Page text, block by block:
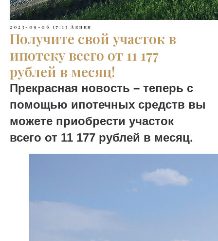
2023-09-06 17:13 Акции
Получите свой участок в
ипотеку всего от 11 177
рублей в месяц!
Прекрасная новость – теперь с
помощью ипотечных средств вы
можете приобрести участок
всего от 11 177 рублей в месяц.